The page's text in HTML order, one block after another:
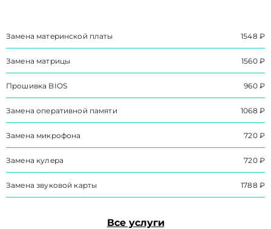
Замена материнской платы 1548 ₽
Замена матрицы 1560 ₽
Прошивка BIOS 960 ₽
Замена оперативной памяти 1068 ₽
Замена микрофона 720 ₽
Замена кулера 720 ₽
Замена звуковой карты 1788 ₽
Все услуги